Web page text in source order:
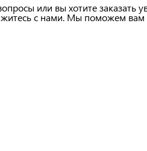
или вы хотите заказать
с нами. Мы поможем